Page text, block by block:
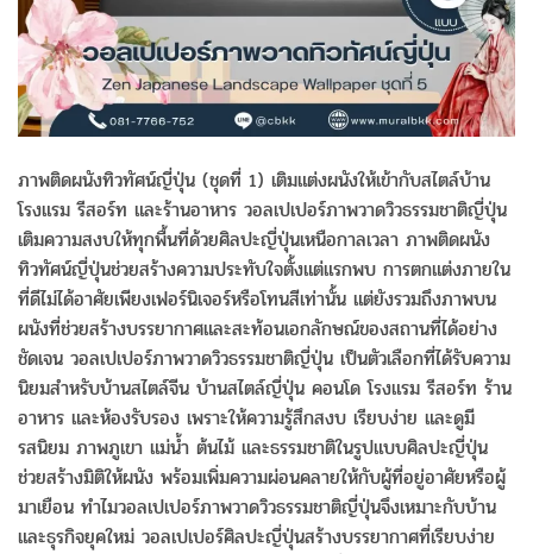
ภาพติดผนังทิวทัศน์ญี่ปุ่น (ชุดที่ 1) เติมแต่งผนังให้เข้ากับสไตล์บ้าน
โรงแรม รีสอร์ท และร้านอาหาร วอลเปเปอร์ภาพวาดวิวธรรมชาติญี่ปุ่น
เติมความสงบให้ทุกพื้นที่ด้วยศิลปะญี่ปุ่นเหนือกาลเวลา ภาพติดผนัง
ทิวทัศน์ญี่ปุ่นช่วยสร้างความประทับใจตั้งแต่แรกพบ การตกแต่งภายใน
ที่ดีไม่ได้อาศัยเพียงเฟอร์นิเจอร์หรือโทนสีเท่านั้น แต่ยังรวมถึงภาพบน
ผนังที่ช่วยสร้างบรรยากาศและสะท้อนเอกลักษณ์ของสถานที่ได้อย่าง
ชัดเจน วอลเปเปอร์ภาพวาดวิวธรรมชาติญี่ปุ่น เป็นตัวเลือกที่ได้รับความ
นิยมสำหรับบ้านสไตล์จีน บ้านสไตล์ญี่ปุ่น คอนโด โรงแรม รีสอร์ท ร้าน
อาหาร และห้องรับรอง เพราะให้ความรู้สึกสงบ เรียบง่าย และดูมี
รสนิยม ภาพภูเขา แม่น้ำ ต้นไม้ และธรรมชาติในรูปแบบศิลปะญี่ปุ่น
ช่วยสร้างมิติให้ผนัง พร้อมเพิ่มความผ่อนคลายให้กับผู้ที่อยู่อาศัยหรือผู้
มาเยือน ทำไมวอลเปเปอร์ภาพวาดวิวธรรมชาติญี่ปุ่นจึงเหมาะกับบ้าน
และธุรกิจยุคใหม่ วอลเปเปอร์ศิลปะญี่ปุ่นสร้างบรรยากาศที่เรียบง่าย